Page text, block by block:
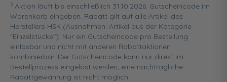
3 Aktion läuft bis einschließlich 31.10.2026. Gutscheincode im
Warenkorb eingeben. Rabatt gilt auf alle Artikel des
Herstellers HSK (Ausnahmen: Artikel aus der Kategorie
"Einzelstücke"). Nur ein Gutscheincode pro Bestellung
einlösbar und nicht mit anderen Rabattaktionen
kombinierbar. Der Gutscheincode kann nur direkt im
Bestellprozess eingelöst werden, eine nachträgliche
Rabattgewährung ist nicht möglich.